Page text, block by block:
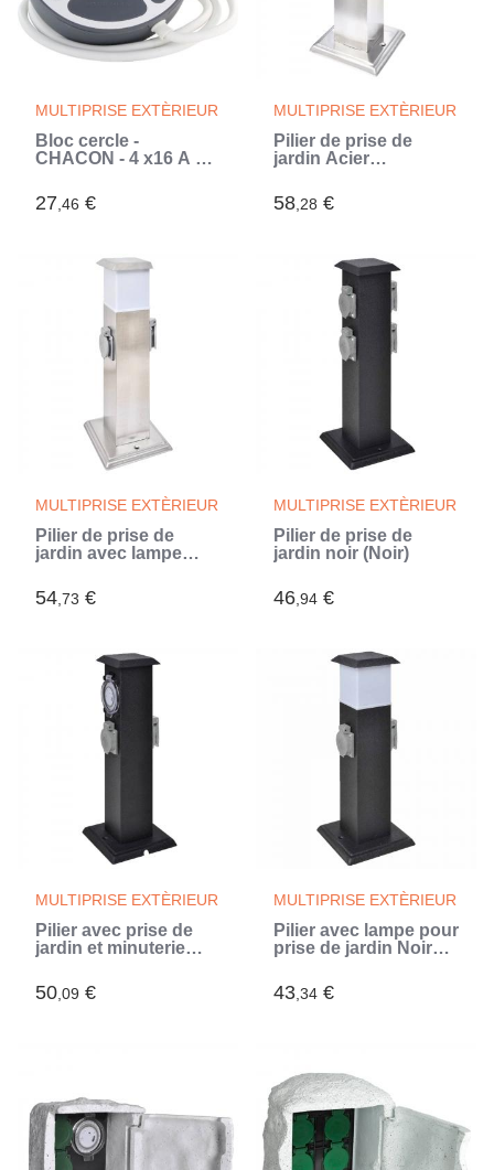
MULTIPRISE EXTÈRIEUR
Bloc cercle -
CHACON - 4 x16 A + 2
Gris (Gris)
27,46 €
MULTIPRISE EXTÈRIEUR
Pilier de prise de
jardin Acier
58,28 €
MULTIPRISE EXTÈRIEUR
Pilier de prise de
jardin avec lampe
(Argent)
54,73 €
MULTIPRISE EXTÈRIEUR
Pilier de prise de
jardin noir (Noir)
46,94 €
MULTIPRISE EXTÈRIEUR
Pilier avec prise de
jardin et minuterie
50,09 €
MULTIPRISE EXTÈRIEUR
Pilier avec lampe pour
prise de jardin Noir
43,34 €